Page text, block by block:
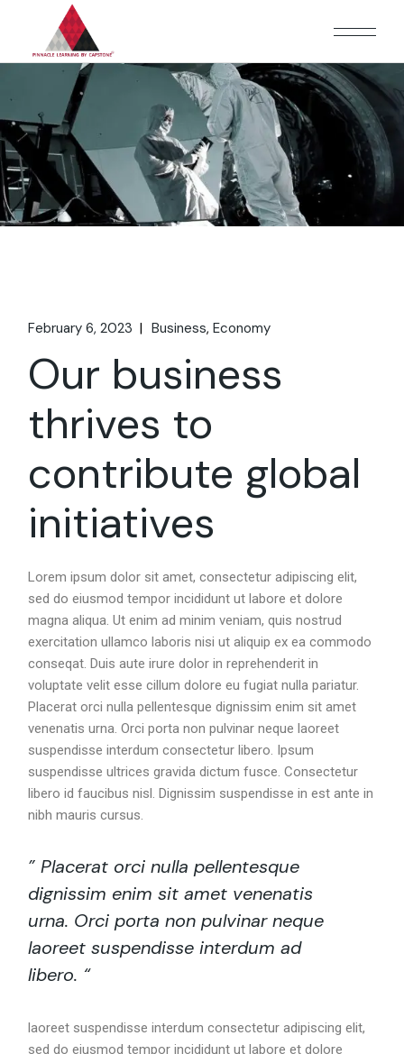
February 6, 2023 Business Economy
Our business
thrives to
contribute global
initiatives
Lorem ipsum dolor sit amet, consectetur adipiscing elit,
sed do eiusmod tempor incididunt ut labore et dolore
magna aliqua. Ut enim ad minim veniam, quis nostrud
exercitation ullamco laboris nisi ut aliquip ex ea commodo
conseqat. Duis aute irure dolor in reprehenderit in
voluptate velit esse cillum dolore eu fugiat nulla pariatur.
Placerat orci nulla pellentesque dignissim enim sit amet
venenatis urna. Orci porta non pulvinar neque laoreet
suspendisse interdum consectetur libero. Ipsum
suspendisse ultrices gravida dictum fusce. Consectetur
libero id faucibus nisl. Dignissim suspendisse in est ante in
nibh mauris cursus.
” Placerat orci nulla pellentesque
dignissim enim sit amet venenatis
urna. Orci porta non pulvinar neque
laoreet suspendisse interdum ad
libero. “
laoreet suspendisse interdum consectetur adipiscing elit,
sed do eiusmod tempor incididunt ut labore et dolore